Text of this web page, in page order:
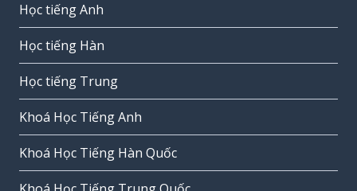
Học tiếng Anh
Học tiếng Hàn
Học tiếng Trung
Khoá Học Tiếng Anh
Khoá Học Tiếng Hàn Quốc